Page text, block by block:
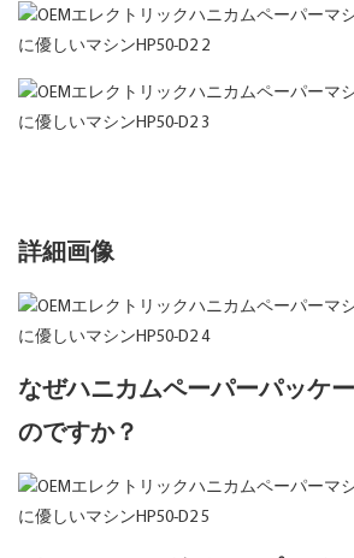
詳細画像
なぜハニカムペーパーパッケ
のですか？